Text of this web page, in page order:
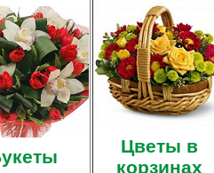
Цветы в
корзинах